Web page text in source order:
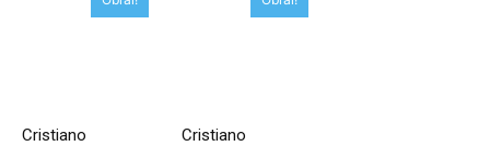
Cristiano
Cristiano